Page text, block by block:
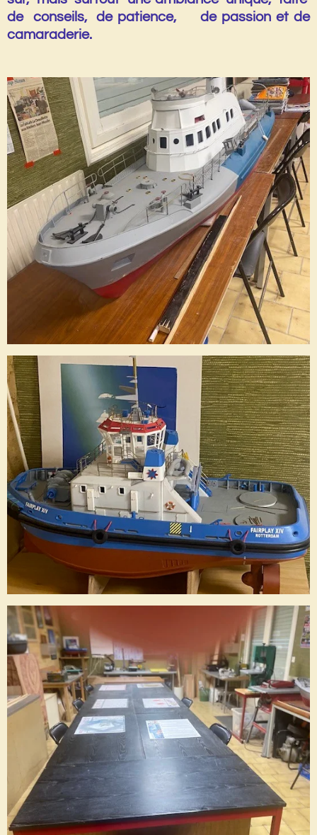
de conseils, de patience, de passion et de
camaraderie.